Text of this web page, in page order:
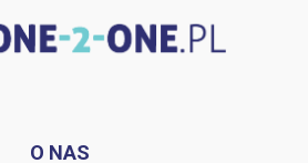
O NAS